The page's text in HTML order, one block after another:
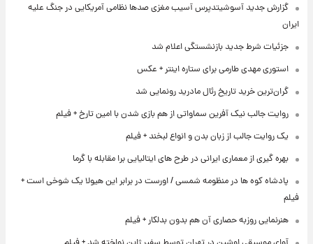
گزارش جدید آسوشیتدپرس آسیب مغزی صدها نظامی آمریکایی در جنگ علیه
ایران
جزئیات شرط جدید بازنشستگی اعلام شد
استوری مهدی طارمی برای ستاره اینتر + عکس
گران‌ترین خرید تاریخ رئال مادرید رونمایی شد
روایت جالب نیک آفرین سماواتی از هم بازی شدن با امین تارخ + فیلم
یک روایت جالب از زبان بدن و انواع لبخند + فیلم
بهره گیری از معماری ایرانی در طرح های ایتالیایی برا مقابله با گرما
پادشاه کوه ها در منظومه شمسی / اورست در برابر این هیولا یک شوخی است +
فیلم
هنرنمایی روزبه حصاری آن هم بدون بدلکار + فیلم